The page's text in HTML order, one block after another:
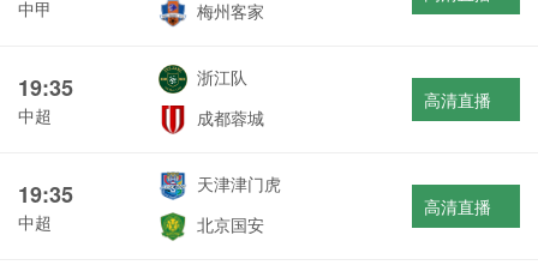
中甲 梅州客家
19:35
中超
浙江队
成都蓉城
高清直播
19:35
中超
天津津门虎
北京国安
高清直播